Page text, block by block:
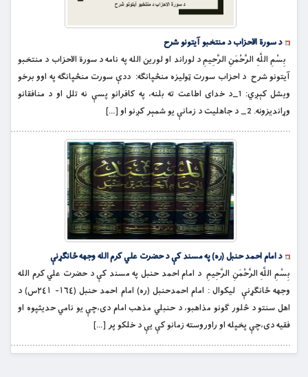
د سورة الاحزاب د منتخبو آیتونو شرح
بِسْمِ اللَّهِ الرَّحْمَنِ الرَّحِيمِ د لوراند او لورین الله په نامه د سورة الاحزاب د منتخبو
آیتونو شرح د احزاب سورت ټوليزه منځپانګه: ددې سورت منځپانګه په اوو برخو
ويشل كېږي: 1_د خداى اطاعت ته بلنه، په كافرانو پسې نه تلل او د منافقانو
وړانديزونه. 2_ د جاهليت د زمانې يو شمېر کږنو او […]
د امام احمد حنبل (ره) په مسند کې د حضرت علي کرم الله وجهه ځانګړنې
بِسْمِ اللَّهِ الرَّحْمَنِ الرَّحِيمِ د امام احمد حنبل په مسند کې د حضرت علي کرم الله
وجهه ځانګړنې ليکوال : امام احمدحنبل (ره) امام احمد حنبل (١٦٤- ٢٤١س) د
اهل سنتو د څلور ګونو مذاهبو، د حنبلي مذهب امام دى،چې يو نامي حديثپوه او
فقيه دى،چې پخپله او راوروسته زمانو کې يې د خلکو پر […]